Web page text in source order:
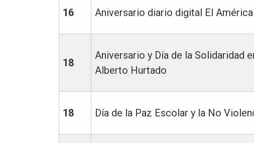
16 Aniversario diario digital El América
18
Aniversario y Día de la Solidaridad
Alberto Hurtado
18 Día de la Paz Escolar y la No